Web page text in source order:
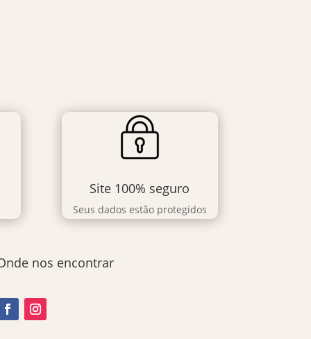
Site 100% seguro
Seus dados estão protegidos
nos encontrar